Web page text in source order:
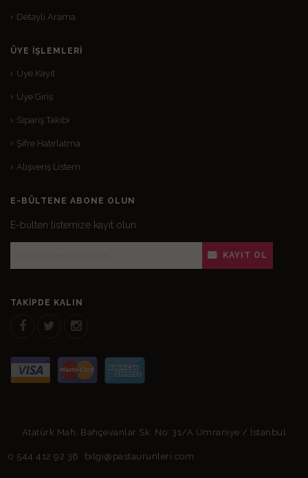
Detaylı Arama
ÜYE İŞLEMLERI
Üye Kayıt
Üye Giriş
Sipariş Takibi
Şifre Hatırlatma
Alışveriş Listem
E-BÜLTENE ABONE OLUN
E-bülten listemize kayıt olun.
KAYIT OL
TAKIPDE KALIN
Atatürk Mah. Bahçevanlar Sk. No: 31/A Ümraniye / İstanbul
0 544 412 92 38 bilgi@pastaurunleri.com